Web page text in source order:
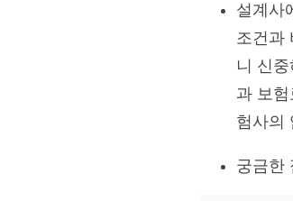
설계사
조건과
니 신
과 보
험사의
궁금한